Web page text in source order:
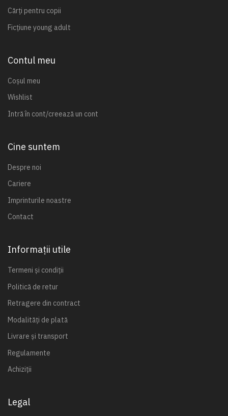
Cărți pentru copii
Ficțiune young adult
Contul meu
Coșul meu
Wishlist
Intră în cont/creează un cont
Cine suntem
Despre noi
Cariere
Imprinturile noastre
Contact
Informații utile
Termeni și condiții
Politică de retur
Retragere din contract
Modalități de plată
Livrare și transport
Regulamente
Achiziții
Legal